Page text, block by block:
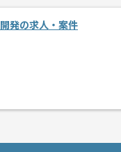
：初日からフルリモー
実績がある企業の案件で
ンジニアと成長が出来る
発の求人・案件